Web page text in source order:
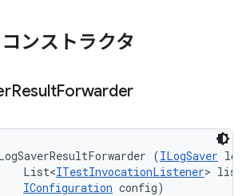
ンストラクタ
ResultForwarder
(ILogSaver
List<
ITestInvocationListener>
IConfiguration config)